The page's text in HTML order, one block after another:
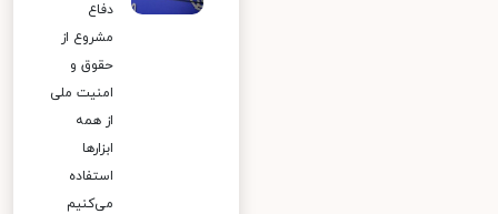
دفاع
مشروع از
حقوق و
امنیت ملی
از همه
ابزارها
استفاده
می‌کنیم